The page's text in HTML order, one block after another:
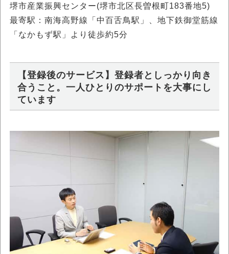
堺市産業振興センター(堺市北区長曽根町183番地5)
最寄駅：南海高野線「中百舌鳥駅」、地下鉄御堂筋線
「なかもず駅」より徒歩約5分
【登録後のサービス】登録者としっかり向き
合うこと。一人ひとりのサポートを大事にし
ています